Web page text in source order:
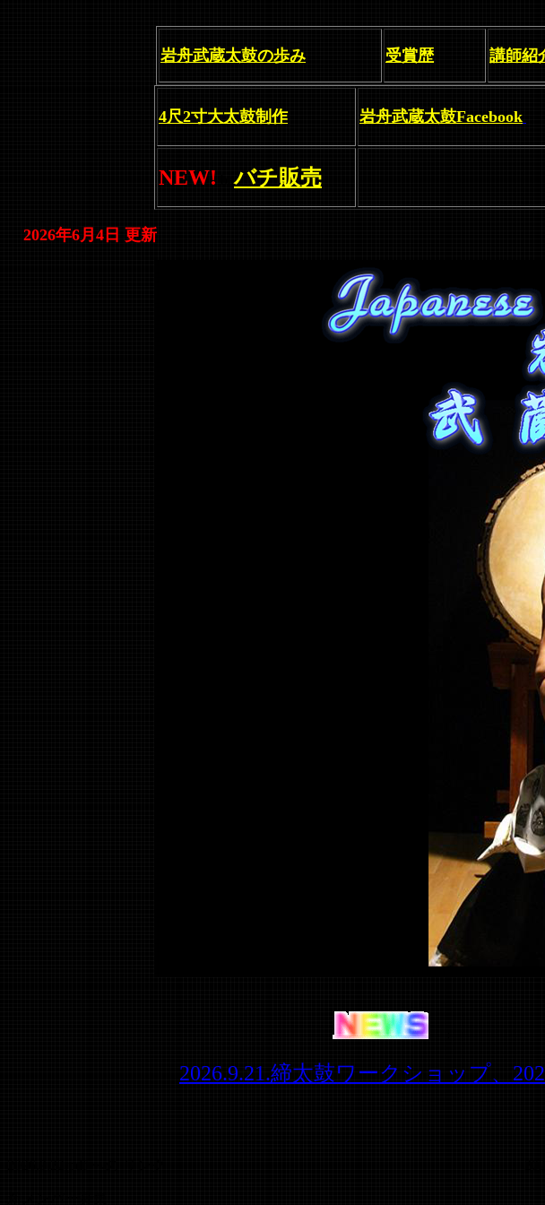
岩舟武蔵太鼓の歩み 受賞歴 講師紹
4尺2寸大太鼓制作 岩舟武蔵太鼓Facebook
NEW! baバチ販売
2026年6月4日 更新
2026.9.21.締太鼓ワークショップ、